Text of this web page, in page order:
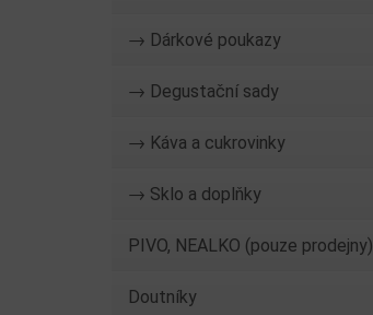
→ Dárkové poukazy
→ Degustační sady
→ Káva a cukrovinky
→ Sklo a doplňky
PIVO, NEALKO (pouze prodejny)
Doutníky